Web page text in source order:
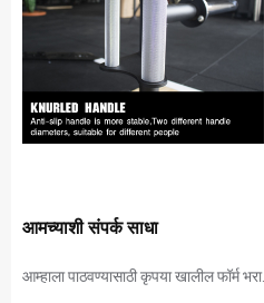
आमच्याशी संपर्क साधा
आम्हाला पाठवण्यासाठी कृपया खालील फॉर्म भरा.